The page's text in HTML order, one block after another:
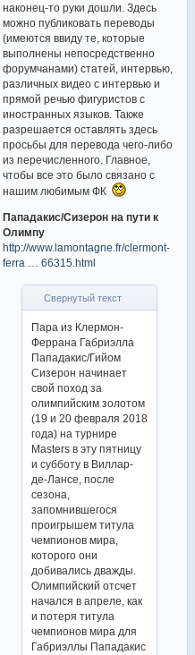
наконец-то руки дошли. Здесь
можно публиковать переводы
(имеются ввиду те, которые
выполнены непосредственно
форумчанами) статей, интервью,
различных видео с интервью и
прямой речью фигуристов с
иностранных языков. Также
разрешается оставлять здесь
просьбы для перевода чего-либо
из перечисленного. Главное,
чтобы все это было связано с
нашим любимым ФК
Пападакис/Сизерон на пути к
Олимпу
http://www.lamontagne.fr/clermont-
ferra … 66315.html
Свернутый текст
Пара из Клермон-
Феррана Габриэлла
Пападакис/Гийом
Сизерон начинает
свой поход за
олимпийским золотом
(19 и 20 февраля 2018
года) на турнире
Masters в эту пятницу
и субботу в Виллар-
де-Лансе, после
сезона,
запомнившегося
проигрышем титула
чемпионов мира,
которого они
добивались дважды.
Олимпийский отсчет
начался в апреле, как
и потеря титула
чемпионов мира для
Габриэллы Пападакис